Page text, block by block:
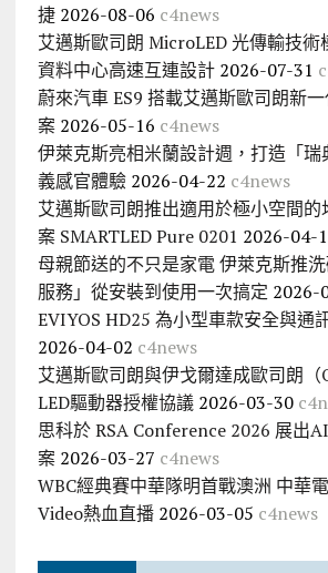
捷 2026-08-06 c4news
艾邁斯歐司朗 MicroLED 光傳輸技術
資料中心高速互連設計 2026-07-31
蔚來汽車 ES9 搭載艾邁斯歐司朗新
案 2026-05-16 c4news
伊萊克斯亮相米蘭設計週，打造「瑞
義感官體驗 2026-04-22 c4news
艾邁斯歐司朗推出適用於極小空間的
案 SMARTLED Pure 0201 2026-04-
母親節送的不只是家電 伊萊克斯推
服務」從安裝到使用一次搞定 2026-
EVIYOS HD25 為小型車款安全與通
2026-04-02 c4news
艾邁斯歐司朗與伊戈爾達成歐司朗（
LED驅動器授權協議 2026-03-30
思科於 RSA Conference 2026 展出
案 2026-03-27 c4news
WBC經典賽中華隊明首戰澳洲 中華
Video熱血直播 2026-03-05 c4news